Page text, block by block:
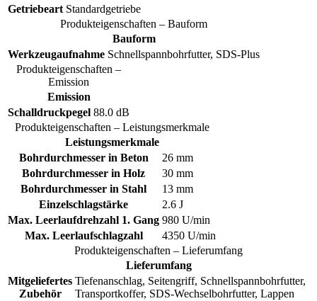
Getriebeart Standardgetriebe
Produkteigenschaften – Bauform
Bauform
Werkzeugaufnahme Schnellspannbohrfutter, SDS-Plus
Produkteigenschaften –
Emission
Emission
Schalldruckpegel 88.0 dB
Produkteigenschaften – Leistungsmerkmale
Leistungsmerkmale
Bohrdurchmesser in Beton
26 mm
Bohrdurchmesser in Holz
30 mm
Bohrdurchmesser in Stahl
13 mm
Einzelschlagstärke
2.6 J
Max. Leerlaufdrehzahl 1. Gang 980 U/min
Max. Leerlaufschlagzahl
4350 U/min
Produkteigenschaften – Lieferumfang
Lieferumfang
Mitgeliefertes
Zubehör
Tiefenanschlag, Seitengriff, Schnellspannbohrfutter,
Transportkoffer, SDS-Wechselbohrfutter, Lappen